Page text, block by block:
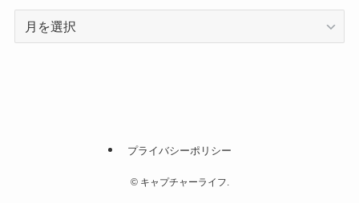
プライバシーポリシー
©キャプチャーライフ.